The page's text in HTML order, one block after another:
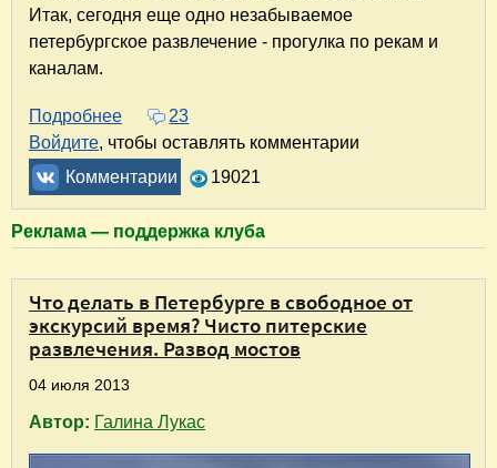
Итак, сегодня еще одно незабываемое
петербургское развлечение - прогулка по рекам и
каналам.
Подробнее о Питерские развлечения продолжаются!
23
Войдите, чтобы оставлять комментарии
Комментарии
19021
Реклама — поддержка клуба
Что делать в Петербурге в свободное от
экскурсий время? Чисто питерские
развлечения. Развод мостов
04 июля 2013
Автор: Галина Лукас